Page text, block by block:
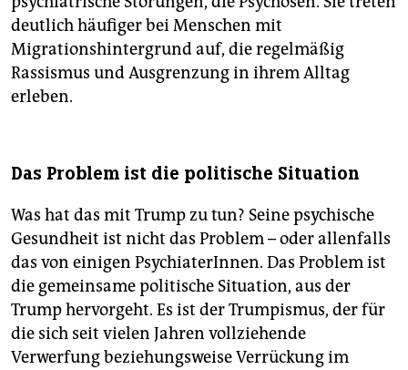
deutlich häufiger bei Menschen mit
Migrationshintergrund auf, die regelmäßig
Rassismus und Ausgrenzung in ihrem Alltag
erleben.
Das Problem ist die politische Situation
Was hat das mit Trump zu tun? Seine psychische
Gesundheit ist nicht das Problem – oder allenfalls
das von einigen PsychiaterInnen. Das Problem ist
die gemeinsame politische Situation, aus der
Trump hervorgeht. Es ist der Trumpismus, der für
die sich seit vielen Jahren vollziehende
Verwerfung beziehungsweise Verrückung im